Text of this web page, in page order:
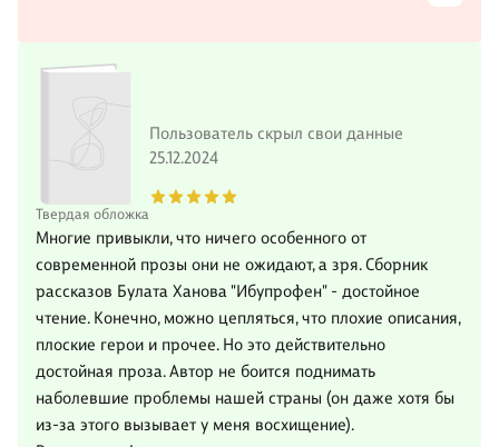
Твердая обложка
Пользователь скрыл свои данные
25.12.2024
Многие привыкли, что ничего особенного от
современной прозы они не ожидают, а зря. Сборник
рассказов Булата Ханова "Ибупрофен" - достойное
чтение. Конечно, можно цепляться, что плохие описания,
плоские герои и прочее. Но это действительно
достойная проза. Автор не боится поднимать
наболевшие проблемы нашей страны (он даже хотя бы
из-за этого вызывает у меня восхищение).